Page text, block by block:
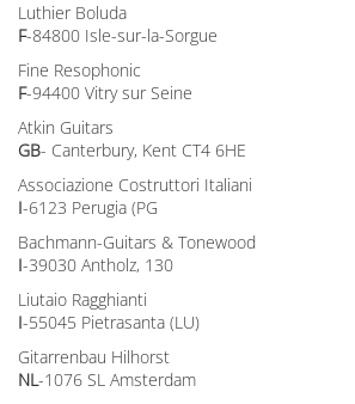
Luthier Boluda
F-84800 Isle-sur-la-Sorgue
Fine Resophonic
F-94400 Vitry sur Seine
Atkin Guitars
GB- Canterbury, Kent CT4 6HE
Associazione Costruttori Italiani
I-6123 Perugia (PG
Bachmann-Guitars & Tonewood
I-39030 Antholz, 130
Liutaio Ragghianti
I-55045 Pietrasanta (LU)
Gitarrenbau Hilhorst
NL-1076 SL Amsterdam